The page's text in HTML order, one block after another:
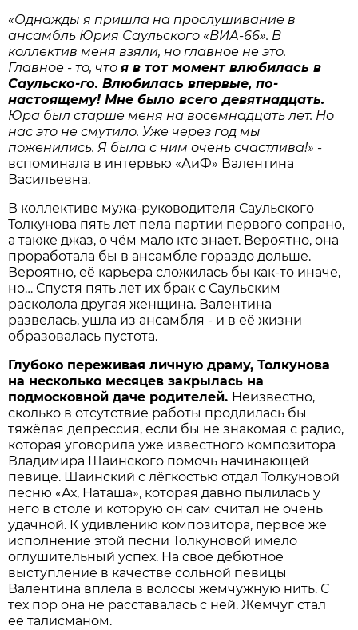
«Однажды я пришла на прослушивание в
ансамбль Юрия Саульского «ВИА-66». В
коллектив меня взяли, но главное не это.
Главное - то, чтоя в тот момент влюбилась в
Саульско-го. Влюбилась впервые, по-
настоящему! Мне было всего девятнадцать.
Юра был старше меня на восемнадцать лет. Но
нас это не смутило. Уже через год мы
поженились. Я была с ним очень счастлива!» -
вспоминала в интервью «АиФ» Валентина
Васильевна.
В коллективе мужа-руководителя Саульского
Толкунова пять лет пела партии первого сопрано,
а также джаз, о чём мало кто знает. Вероятно, она
проработала бы в ансамбле гораздо дольше.
Вероятно, её карьера сложилась бы как-то иначе,
но… Спустя пять лет их брак с Саульским
расколола другая женщина. Валентина
развелась, ушла из ансамбля - и в её жизни
образовалась пустота.
Глубоко переживая личную драму, Толкунова
на несколько месяцев закрылась на
подмосковной даче родителей. Неизвестно,
сколько в отсутствие работы продлилась бы
тяжёлая депрессия, если бы не знакомая с радио,
которая уговорила уже известного композитора
Владимира Шаинского помочь начинающей
певице. Шаинский с лёгкостью отдал Толкуновой
песню «Ах, Наташа», которая давно пылилась у
него в столе и которую он сам считал не очень
удачной. К удивлению композитора, первое же
исполнение этой песни Толкуновой имело
оглушительный успех. На своё дебютное
выступление в качестве сольной певицы
Валентина вплела в волосы жемчужную нить. С
тех пор она не расставалась с ней. Жемчуг стал
её талисманом.